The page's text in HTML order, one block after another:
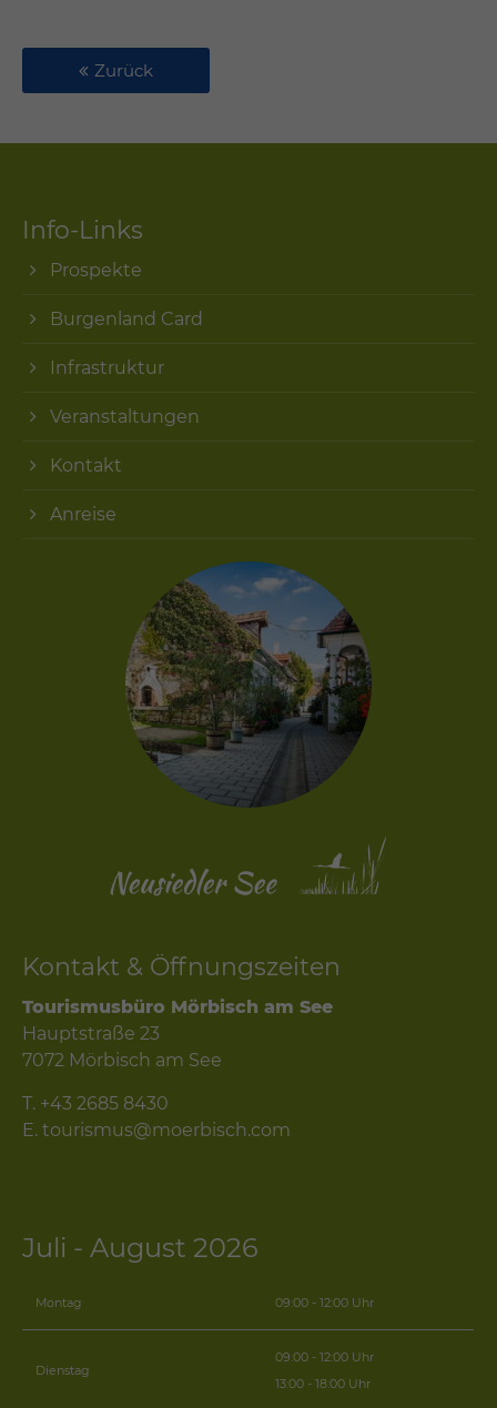
Zurück
Info-Links
Prospekte
Burgenland Card
Infrastruktur
Veranstaltungen
Kontakt
Anreise
Kontakt & Öffnungszeiten
Tourismusbüro Mörbisch am See
Hauptstraße 23
7072 Mörbisch am See
T. +43 2685 8430
E. tourismus@moerbisch.com
Juli - August 2026
Montag 09:00 - 12:00 Uhr
Dienstag
09:00 - 12:00 Uhr
13:00 - 18:00 Uhr